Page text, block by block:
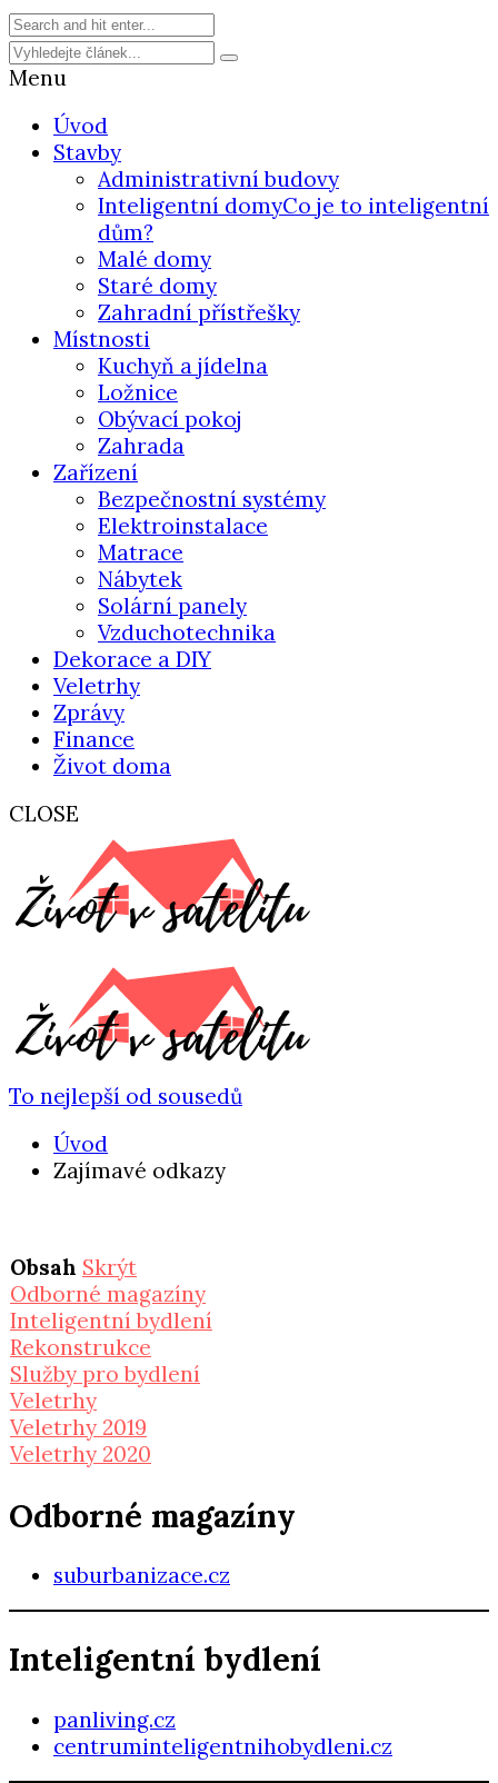
Menu
Úvod
Stavby
Administrativní budovy
Inteligentní domyCo je to inteligentní
dům?
Malé domy
Staré domy
Zahradní přístřešky
Místnosti
Kuchyň a jídelna
Ložnice
Obývací pokoj
Zahrada
Zařízení
Bezpečnostní systémy
Elektroinstalace
Matrace
Nábytek
Solární panely
Vzduchotechnika
Dekorace a DIY
Veletrhy
Zprávy
Finance
Život doma
CLOSE
To nejlepší od sousedů
Úvod
Zajímavé odkazy
Obsah Skrýt
Odborné magazíny
Inteligentní bydlení
Rekonstrukce
Služby pro bydlení
Veletrhy
Veletrhy 2019
Veletrhy 2020
Odborné magazíny
suburbanizace.cz
Inteligentní bydlení
panliving.cz
centruminteligentnihobydleni.cz